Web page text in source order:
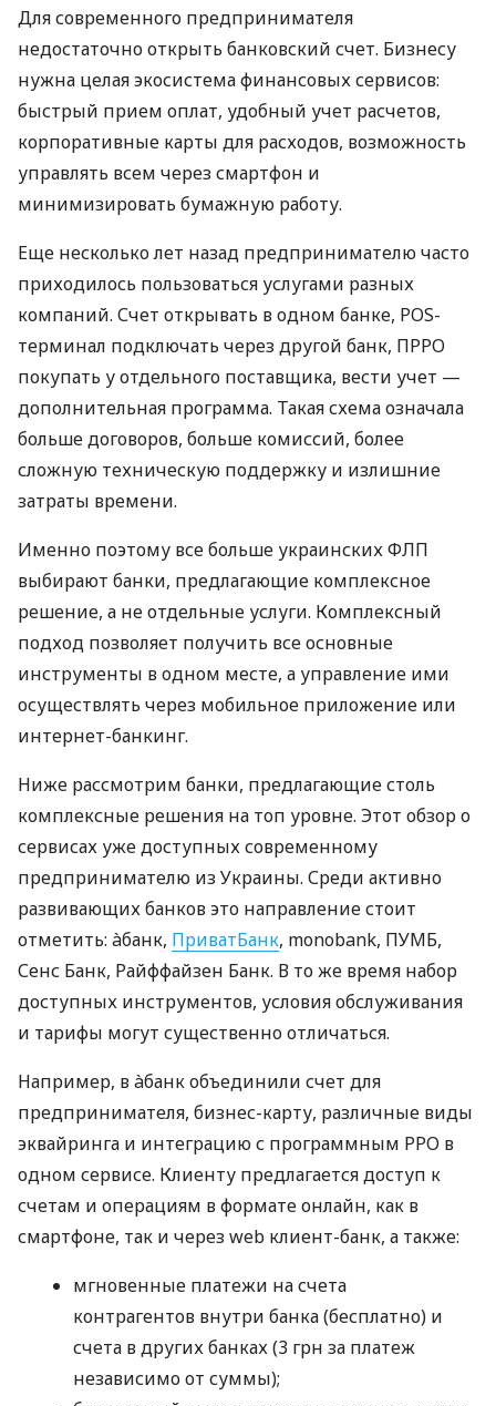
Для современного предпринимателя
недостаточно открыть банковский счет. Бизнесу
нужна целая экосистема финансовых сервисов:
быстрый прием оплат, удобный учет расчетов,
корпоративные карты для расходов, возможность
управлять всем через смартфон и
минимизировать бумажную работу.
Еще несколько лет назад предпринимателю часто
приходилось пользоваться услугами разных
компаний. Счет открывать в одном банке, POS-
терминал подключать через другой банк, ПРРО
покупать у отдельного поставщика, вести учет —
дополнительная программа. Такая схема означала
больше договоров, больше комиссий, более
сложную техническую поддержку и излишние
затраты времени.
Именно поэтому все больше украинских ФЛП
выбирают банки, предлагающие комплексное
решение, а не отдельные услуги. Комплексный
подход позволяет получить все основные
инструменты в одном месте, а управление ими
осуществлять через мобильное приложение или
интернет-банкинг.
Ниже рассмотрим банки, предлагающие столь
комплексные решения на топ уровне. Этот обзор о
сервисах уже доступных современному
предпринимателю из Украины. Среди активно
развивающих банков это направление стоит
отметить: àбанк, ПриватБанк, monobank, ПУМБ,
Сенс Банк, Райффайзен Банк. В то же время набор
доступных инструментов, условия обслуживания
и тарифы могут существенно отличаться.
Например, в àбанк объединили счет для
предпринимателя, бизнес-карту, различные виды
эквайринга и интеграцию с программным РРО в
одном сервисе. Клиенту предлагается доступ к
счетам и операциям в формате онлайн, как в
смартфоне, так и через web клиент-банк, а также:
мгновенные платежи на счета
контрагентов внутри банка (бесплатно) и
счета в других банках (3 грн за платеж
независимо от суммы);